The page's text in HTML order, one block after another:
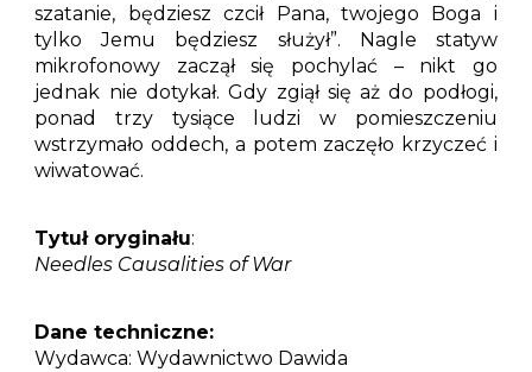
szatanie, będziesz czcił Pana, twojego Boga i
tylko Jemu będziesz służył”. Nagle statyw
mikrofonowy zaczął się pochylać – nikt go
jednak nie dotykał. Gdy zgiął się aż do podłogi,
ponad trzy tysiące ludzi w pomieszczeniu
wstrzymało oddech, a potem zaczęło krzyczeć i
wiwatować.
Tytuł oryginału:
Needles Causalities of War
Dane techniczne:
Wydawca:Wydawnictwo Dawida